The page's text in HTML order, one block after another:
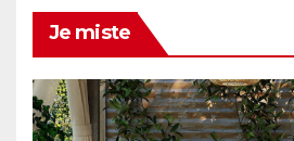
Je miste